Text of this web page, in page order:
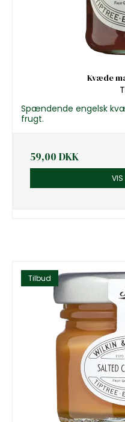
Kvæde
Spændende engelsk
frugt.
59,00 DKK
VIS
Tilbud